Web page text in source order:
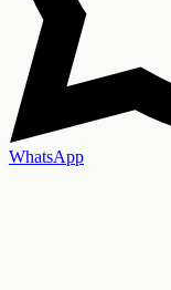
WhatsApp